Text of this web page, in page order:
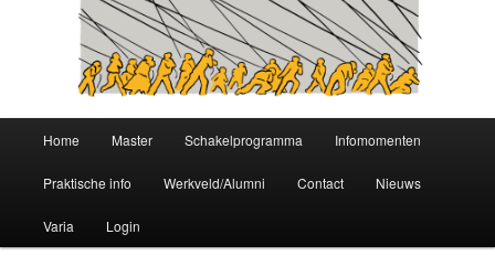
Skip
to
primary
Home Master Schakelprogramma Infomomenten
Praktische info Werkveld/Alumni Contact Nieuws
Varia Login